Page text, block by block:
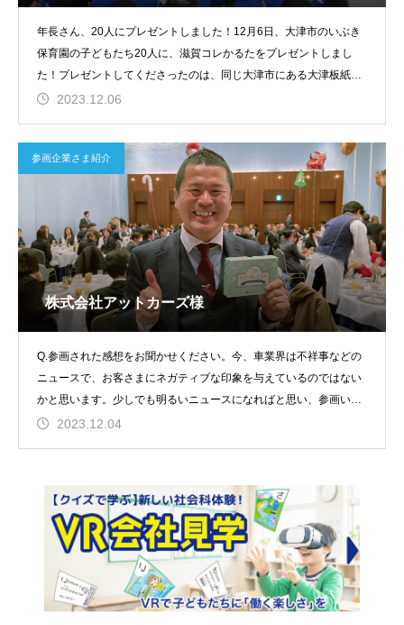
年長さん、20人にプレゼントしました！12月6日、大津市のいぶき
保育園の子どもたち20人に、滋賀コレかるたをプレゼントしまし
た！プレゼントしてくださったのは、同じ大津市にある大津板紙株
式会社2023.12.06
参画企業さま紹介
株式会社アットカーズ様
Q.参画された感想をお聞かせください。今、車業界は不祥事などの
ニュースで、お客さまにネガティブな印象を与えているのではない
かと思います。少しでも明るいニュースになればと思い、参画いた
しました2023.12.04